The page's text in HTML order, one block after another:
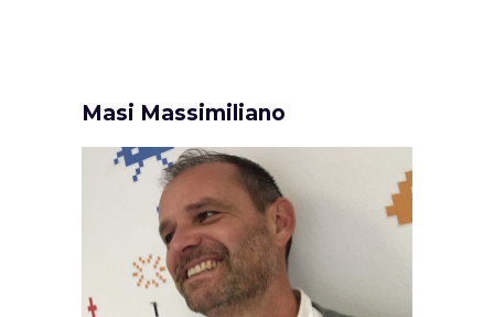
Masi Massimiliano